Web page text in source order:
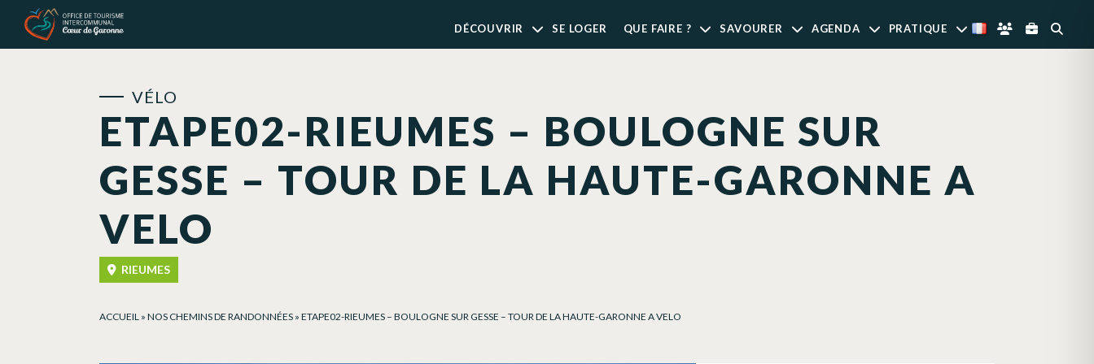
DÉCOUVRIR SE LOGER QUE FAIRE ? SAVOURER AGENDA PRATIQUE
ETAPE02-RIEUMES – BOULOGNE SUR
GESSE – TOUR DE LA HAUTE-GARONNE A
VELO
VÉLO
RIEUMES
ACCUEIL » NOS CHEMINS DE RANDONNÉES » ETAPE02-RIEUMES – BOULOGNE SUR GESSE – TOUR DE LA HAUTE-GARONNE A VELO
Panneau de gestion des cookies